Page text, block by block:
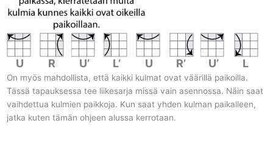
U R U’ L’ U R’ U’ L
On myös mahdollista, että kaikki kulmat ovat väärillä paikoilla.
Tässä tapauksessa tee liikesarja missä vain asennossa. Näin saat
vaihdettua kulmien paikkoja. Kun saat yhden kulman paikalleen,
jatka kuten tämän ohjeen alussa kerrotaan.